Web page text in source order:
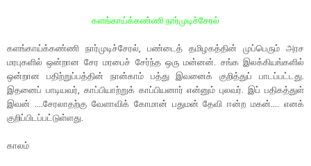
களங்காய்க்கண்ணி நார்முடிச்சேரல்
களங்காய்க்கண்ணி நார்முடிச்சேரல், பண்டைத் தமிழகத்தின் முப்பெரும் அரச
மரபுகளில் ஒன்றான சேர மரபைச் சேர்ந்த ஒரு மன்னன். சங்க இலக்கியங்களில்
ஒன்றான பதிற்றுப்பத்தின் நான்காம் பத்து இவனைக் குறித்துப் பாடப்பட்டது.
இதனைப் பாடியவர், காப்பியாற்றுக் காப்பியனார் என்னும் புலவர். இப் பதிகத்துள்
இவன் ....சேரலாதற்கு வேளாவிக் கோமான் பதுமன் தேவி ஈன்ற மகன்.... எனக்
குறிப்பிடப்பட்டுள்ளது.
காலம்